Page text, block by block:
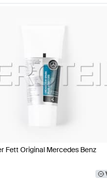
Fett Original Mercedes Benz